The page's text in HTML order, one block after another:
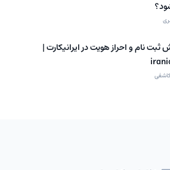
ثبت نام و احراز هویت در ایرانیکارت |